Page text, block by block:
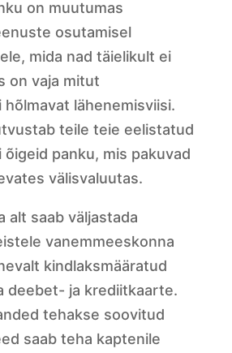
on muutumas
osutamisel
mida nad täielikult ei
on vaja mitut
lähenemisviisi.
teile teie eelistatud
panku, mis pakuvad
välisvaluutas.
alt saab väljastada
vanemmeeskonna
kindlaksmääratud
deebet- ja krediitkaarte.
tehakse soovitud
saab teha kaptenile